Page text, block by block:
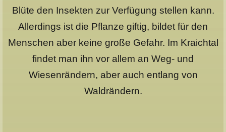
Blüte den Insekten zur Verfügung stellen kann.
Allerdings ist die Pflanze giftig, bildet für den
Menschen aber keine große Gefahr. Im Kraichtal
findet man ihn vor allem an Weg- und
Wiesenrändern, aber auch entlang von
Waldrändern.